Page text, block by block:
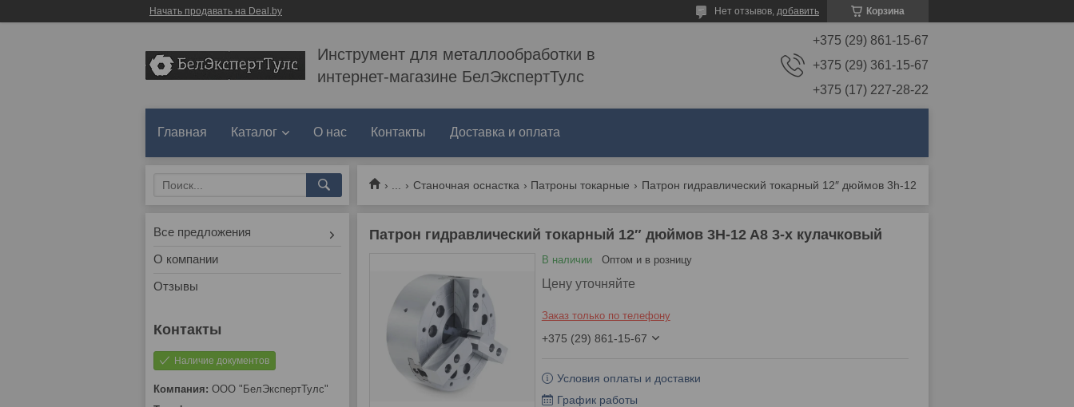
Начать продавать на Deal.by Корзина
Нет отзывов, добавить
Инструмент для металлообработки в
интернет-магазине БелЭкспертТулс
+375 (29) 861-15-67
+375 (29) 361-15-67
+375 (17) 227-28-22
Главная Каталог О нас Контакты Доставка и оплата
Станочная оснастка Патроны токарные
Патрон гидравлический токарный 12″ дюймов 3H-12 A8 3-x кулачковый
В наличии Оптом и в розницу
Цену уточняйте
Заказ только по телефону
+375 (29) 861-15-67
Условия оплаты и доставки
График работы
Все предложения
О компании
Отзывы
Наличие документов
ООО "БелЭкспертТулс"